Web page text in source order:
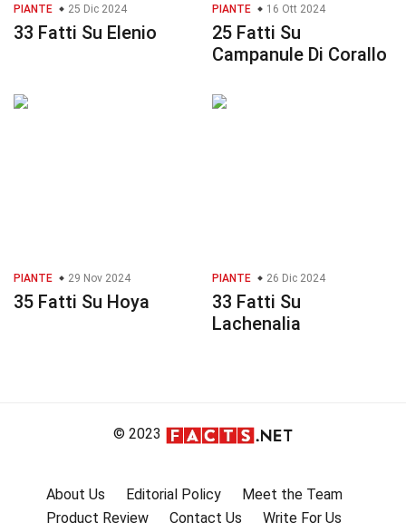
PIANTE 25 Dic 2024
33 Fatti Su Elenio
PIANTE 16 Ott 2024
25 Fatti Su
Campanule Di Corallo
PIANTE 29 Nov 2024
35 Fatti Su Hoya
PIANTE 26 Dic 2024
33 Fatti Su
Lachenalia
© 2023
About Us Editorial Policy
Meet the Team
Product Review
Contact Us
Write For Us